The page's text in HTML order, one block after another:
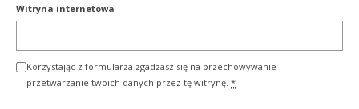
Witryna internetowa
Korzystając z formularza zgadzasz się na przechowywanie i
przetwarzanie twoich danych przez tę witrynę. *